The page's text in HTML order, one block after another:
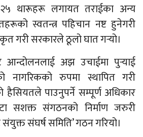
थारूहरू लगायत तराईका अन्य
स्वतन्त्र पहिचान नष्ट हुनेगरी
गरी सरकारले ठूलो घात गर्‍यो।
अझ उचाईमा पुर्‍याई
नागरिकको रुपमा स्थापित गरी
हैसियतले पाउनुपर्ने सम्पूर्ण अधिकार
सशक्त संगठनको निर्माण जरुरी
संघर्ष समिति’ गठन गरियो।